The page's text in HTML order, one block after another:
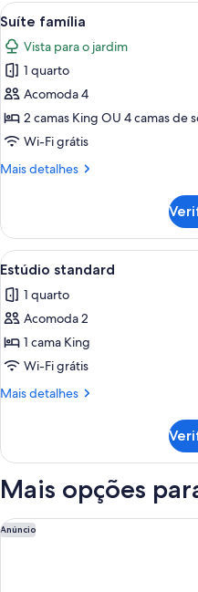
Carrega
todas
as
fotos
de
Suíte
família
16
Suíte família
Vista para o jardim
1 quarto
Acomoda 4
2 camas King OU 4 camas de
Wi-Fi grátis
Mais detalhes
Mais
família
Carrega
todas
as
fotos
de
Estúdio
standard
7
Estúdio standard
1 quarto
Acomoda 2
1 cama King
Wi-Fi grátis
Mais detalhes
Mais
standard
Mais opções
Anúncio
voco Kirkton Park Hunter